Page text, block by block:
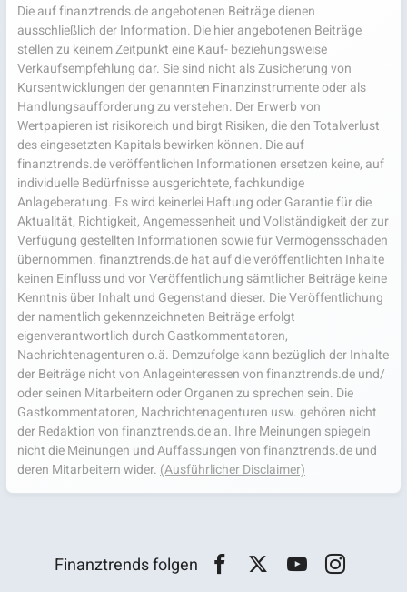
Die auf finanztrends.de angebotenen Beiträge dienen
ausschließlich der Information. Die hier angebotenen Beiträge
stellen zu keinem Zeitpunkt eine Kauf- beziehungsweise
Verkaufsempfehlung dar. Sie sind nicht als Zusicherung von
Kursentwicklungen der genannten Finanzinstrumente oder als
Handlungsaufforderung zu verstehen. Der Erwerb von
Wertpapieren ist risikoreich und birgt Risiken, die den Totalverlust
des eingesetzten Kapitals bewirken können. Die auf
finanztrends.de veröffentlichen Informationen ersetzen keine, auf
individuelle Bedürfnisse ausgerichtete, fachkundige
Anlageberatung. Es wird keinerlei Haftung oder Garantie für die
Aktualität, Richtigkeit, Angemessenheit und Vollständigkeit der zur
Verfügung gestellten Informationen sowie für Vermögensschäden
übernommen. finanztrends.de hat auf die veröffentlichten Inhalte
keinen Einfluss und vor Veröffentlichung sämtlicher Beiträge keine
Kenntnis über Inhalt und Gegenstand dieser. Die Veröffentlichung
der namentlich gekennzeichneten Beiträge erfolgt
eigenverantwortlich durch Gastkommentatoren,
Nachrichtenagenturen o.ä. Demzufolge kann bezüglich der Inhalte
der Beiträge nicht von Anlageinteressen von finanztrends.de und/
oder seinen Mitarbeitern oder Organen zu sprechen sein. Die
Gastkommentatoren, Nachrichtenagenturen usw. gehören nicht
der Redaktion von finanztrends.de an. Ihre Meinungen spiegeln
nicht die Meinungen und Auffassungen von finanztrends.de und
deren Mitarbeitern wider. (Ausführlicher Disclaimer)
Finanztrends folgen